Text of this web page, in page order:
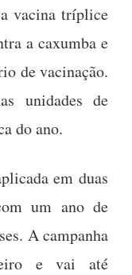
vacina tríplice
a caxumba e
de vacinação.
unidades de
do ano.
em duas
um ano de
A campanha
e vai até